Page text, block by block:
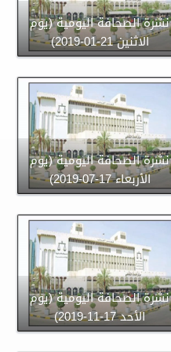
نشرة الصحافة اليومية (يوم
الاثنين 21-01-2019)
نشرة الصحافة اليومية (يوم
الأربعاء 17-07-2019)
نشرة الصحافة اليومية (يوم
الأحد 17-11-2019)